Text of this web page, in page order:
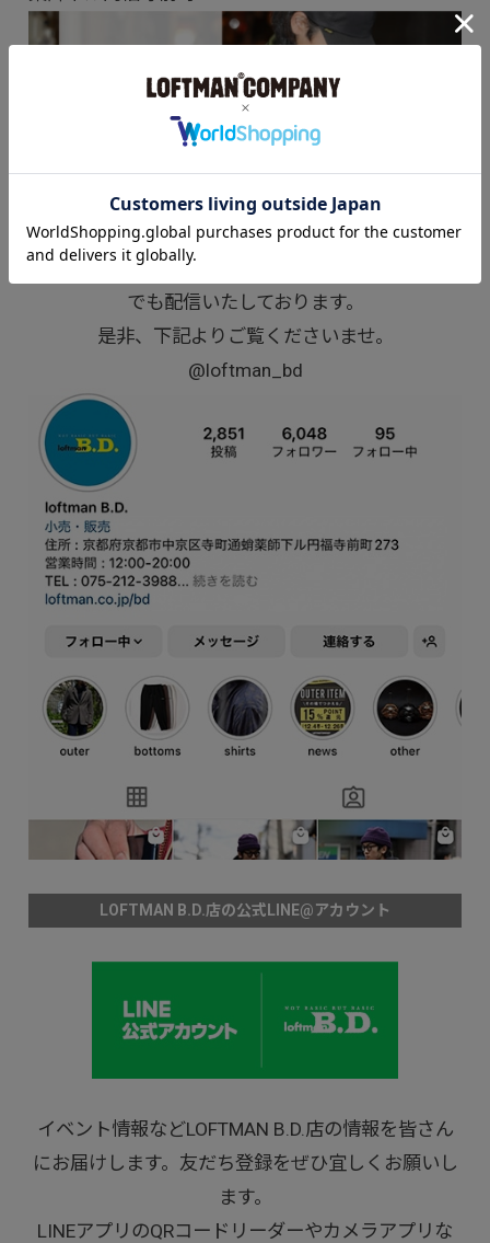
LOFTMAN B.D.店 Instagramアカウント
入荷速報など最新の情報をこちらのインスタグラム
でも配信いたしております。
是非、下記よりご覧くださいませ。
@loftman_bd
LOFTMAN B.D.店の公式LINE@アカウント
イベント情報などLOFTMAN B.D.店の情報を皆さん
にお届けします。友だち登録をぜひ宜しくお願いし
ます。
LINEアプリのQRコードリーダーやカメラアプリな